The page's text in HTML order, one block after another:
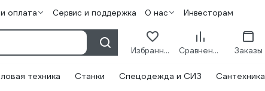
оплата Сервис и поддержка О нас Инвесторам
Избранное Сравнение Заказы
техника Станки Спецодежда и СИЗ Сантехника